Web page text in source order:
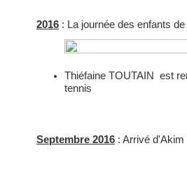
2016 : La journée des enfants
Thiéfaine TOUTAIN est
tennis
Septembre 2016 : Arrivé d'Akim